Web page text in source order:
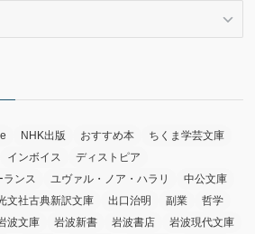
NHK出版 おすすめ本
ちくま学芸文庫
インボイス
ディストピア
ランス ユヴァル・ノア・ハラリ
中公文庫
文社古典新訳文庫 出口治明 副業
哲学
波文庫 岩波新書 岩波書店 岩波現代文庫